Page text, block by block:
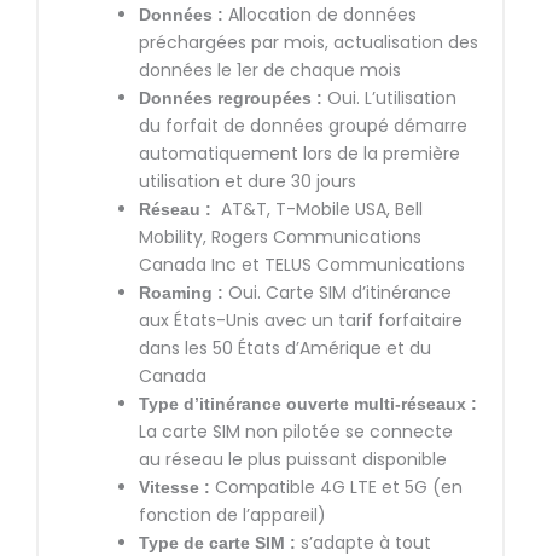
Données : Allocation de données
préchargées par mois, actualisation des
données le 1er de chaque mois
Données regroupées : Oui. L’utilisation
du forfait de données groupé démarre
automatiquement lors de la première
utilisation et dure 30 jours
Réseau : AT&T, T-Mobile USA, Bell
Mobility, Rogers Communications
Canada Inc et TELUS Communications
Roaming : Oui. Carte SIM d’itinérance
aux États-Unis avec un tarif forfaitaire
dans les 50 États d’Amérique et du
Canada
Type d’itinérance ouverte multi-réseaux :
La carte SIM non pilotée se connecte
au réseau le plus puissant disponible
Vitesse : Compatible 4G LTE et 5G (en
fonction de l’appareil)
Type de carte SIM : s’adapte à tout